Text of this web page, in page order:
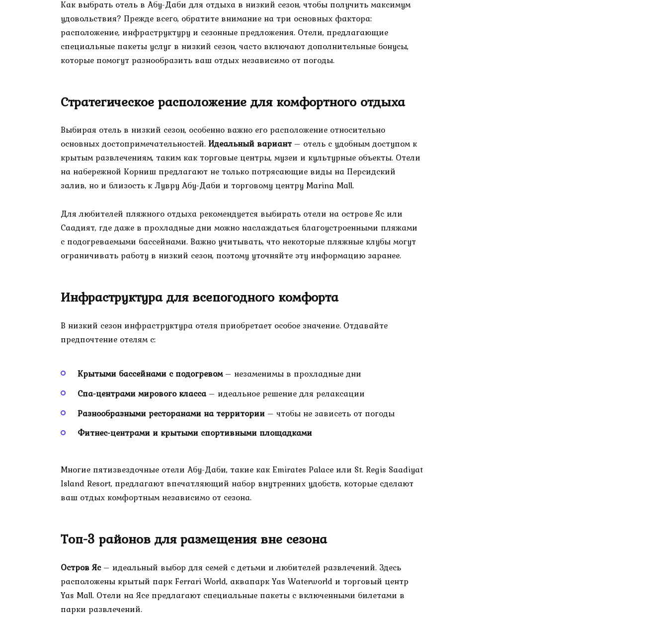
Как выбрать отель в Абу-Даби для отдыха в низкий сезон, чтобы получить максимум
удовольствия? Прежде всего, обратите внимание на три основных фактора:
расположение, инфраструктуру и сезонные предложения. Отели, предлагающие
специальные пакеты услуг в низкий сезон, часто включают дополнительные бонусы,
которые помогут разнообразить ваш отдых независимо от погоды.
Стратегическое расположение для комфортного отдыха
Выбирая отель в низкий сезон, особенно важно его расположение относительно
основных достопримечательностей.Идеальный вариант – отель с удобным доступом к
крытым развлечениям, таким как торговые центры, музеи и культурные объекты. Отели
на набережной Корниш предлагают не только потрясающие виды на Персидский
залив, но и близость к Лувру Абу-Даби и торговому центру Marina Mall.
Для любителей пляжного отдыха рекомендуется выбирать отели на острове Яс или
Саадият, где даже в прохладные дни можно наслаждаться благоустроенными пляжами
с подогреваемыми бассейнами. Важно учитывать, что некоторые пляжные клубы могут
ограничивать работу в низкий сезон, поэтому уточняйте эту информацию заранее.
Инфраструктура для всепогодного комфорта
В низкий сезон инфраструктура отеля приобретает особое значение. Отдавайте
предпочтение отелям с:
Крытыми бассейнами с подогревом– незаменимы в прохладные дни
Спа-центрами мирового класса– идеальное решение для релаксации
Разнообразными ресторанами на территории – чтобы не зависеть от погоды
Фитнес-центрами и крытыми спортивными площадками
Многие пятизвездочные отели Абу-Даби, такие как Emirates Palace или St. Regis Saadiyat
Island Resort, предлагают впечатляющий набор внутренних удобств, которые сделают
ваш отдых комфортным независимо от сезона.
Топ-3 районов для размещения вне сезона
Остров Яс– идеальный выбор для семей с детьми и любителей развлечений. Здесь
расположены крытый парк Ferrari World, аквапарк Yas Waterworld и торговый центр
Yas Mall. Отели на Ясе предлагают специальные пакеты с включенными билетами в
парки развлечений.